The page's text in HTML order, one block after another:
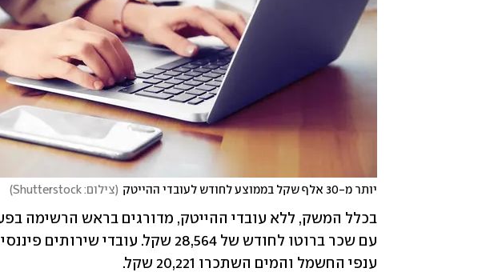
יותר מ-30 אלף שקל בממוצע לחודש לעובדי ההייטק (צילום: Shutterstock )
ענפי החשמל והמים השתכרו 20,221 שקל.